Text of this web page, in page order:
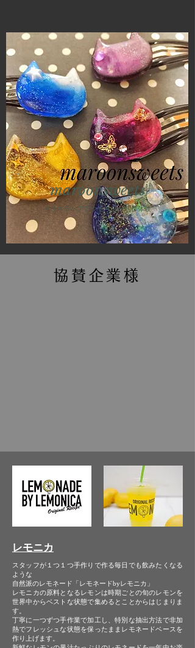
maroonsweets
​キラキラヘアアクセサリー制作体験
協賛企業様
レモニカ
スタッフが１つ１つ手作りで作る毎日でも飲みたくなる
ような
自然派のレモネード「レモネードbyレモニカ」
レモニカの原料となるレモンは時期ごとの旬のレモンを
世界中からベストな状態で集めるとことからはじまりま
す。
丁寧に一つずつ手作業で加工し、特別な抽出方法で非加
熱でフレッシュな状態を保ったままレモネードベースを
作り上げます。